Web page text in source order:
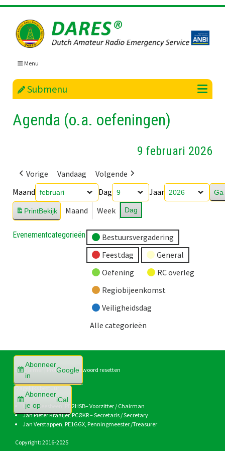
Skip
content
Menu
Submenu
Agenda (o.a. oefeningen)
9 februari 2026
Vorige Vandaag
Volgende
Maand
Dag Jaar
PrintBekijk Maand Week Dag
Evenementcategorieën
Bestuursvergadering
Feestdag
General
Oefening
RC overleg
Regiobijeenkomst
Veiligheidsdag
Alle categorieën
Abonneer
in
Google
Abonneer
je op
iCal
Disclaimer|Profiel|Wachtwoord resetten
Dagelijks bestuur :
Hans Heesbeen, PD2HSB– Voorzitter / Chairman
Jan Pieter Kraaijer,PCØKR– Secretaris / Secretary
Jan Verstappen, PE1GGX , Penningmeester /Treasurer
Copyright: 2016-2025